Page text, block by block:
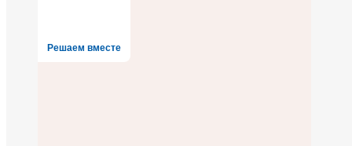
Решаем вместе